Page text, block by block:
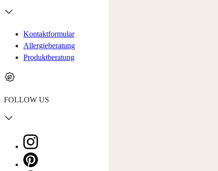
Kontaktformular
Allergieberatung
Produktberatung
FOLLOW US